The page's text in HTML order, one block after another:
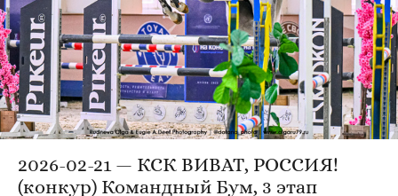
2026-02-21 — КСК ВИВАТ, РОССИЯ!
(конкур) Командный Бум, 3 этап